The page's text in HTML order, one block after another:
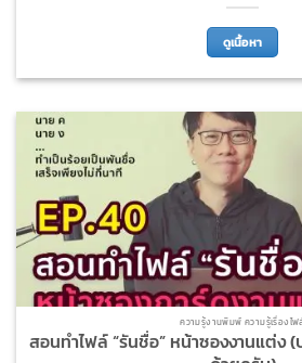
ดูเนื้อหา
ความรู้งานพิมพ์ ความรู้เรื่องไฟ
สอนทำไฟล์ “รันชื่อ” หน้าซองงานแต่ง